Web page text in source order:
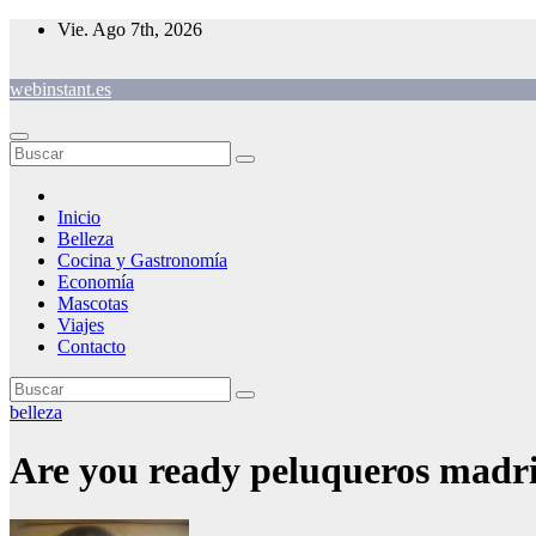
Saltar
Vie. Ago 7th, 2026
webinstant.es
Inicio
Belleza
Cocina y Gastronomía
Economía
Mascotas
Viajes
Contacto
belleza
Are you ready peluqueros